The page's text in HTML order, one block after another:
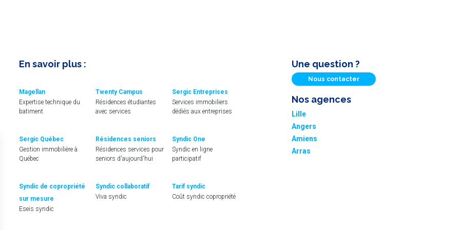
TOUQUET PARIS PLAGE
En savoir plus :
Magellan
Expertise technique du
batiment
Twenty Campus
Résidences étudiantes
avec services
Sergic Entreprises
Services immobiliers
dédiés aux entreprises
Sergic Québec
Gestion immobilière à
Québec
Résidences seniors
Résidences services pour
seniors d'aujourd'hui
Syndic One
Syndic en ligne
participatif
Syndic de copropriété
sur mesure
Eseis syndic
Syndic collaboratif
Viva syndic
Tarif syndic
Coût syndic copropriété
Une question ?
Nous contacter
Nos agences
Lille
Angers
Amiens
Arras